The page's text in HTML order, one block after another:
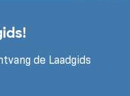
de Laadgids